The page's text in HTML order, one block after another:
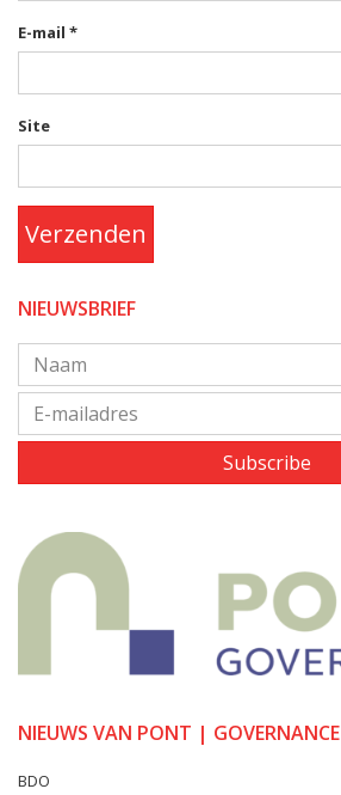
E-mail *
Site
Verzenden
NIEUWSBRIEF
Subscribe
NIEUWS VAN PONT | GOVERNANCE
BDO